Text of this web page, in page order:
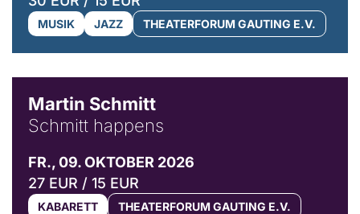
MUSIK JAZZ THEATERFORUM GAUTING E.V.
Martin Schmitt
Schmitt happens
FR., 09. OKTOBER 2026
27 EUR / 15 EUR
KABARETT THEATERFORUM GAUTING E.V.